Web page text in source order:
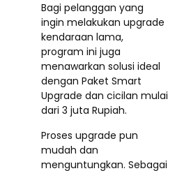
Bagi pelanggan yang
ingin melakukan upgrade
kendaraan lama,
program ini juga
menawarkan solusi ideal
dengan Paket Smart
Upgrade dan cicilan mulai
dari 3 juta Rupiah.
Proses upgrade pun
mudah dan
menguntungkan. Sebagai